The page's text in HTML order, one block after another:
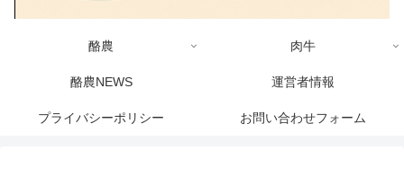
酪農 肉牛
酪農NEWS 運営者情報
プライバシーポリシー お問い合わせフォーム